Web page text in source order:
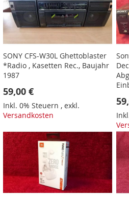
SONY CFS-W30L Ghettoblaster
*Radio , Kasetten Rec., Baujahr
1987
59,00 €
Inkl. 0% Steuern , exkl.
Versandkosten